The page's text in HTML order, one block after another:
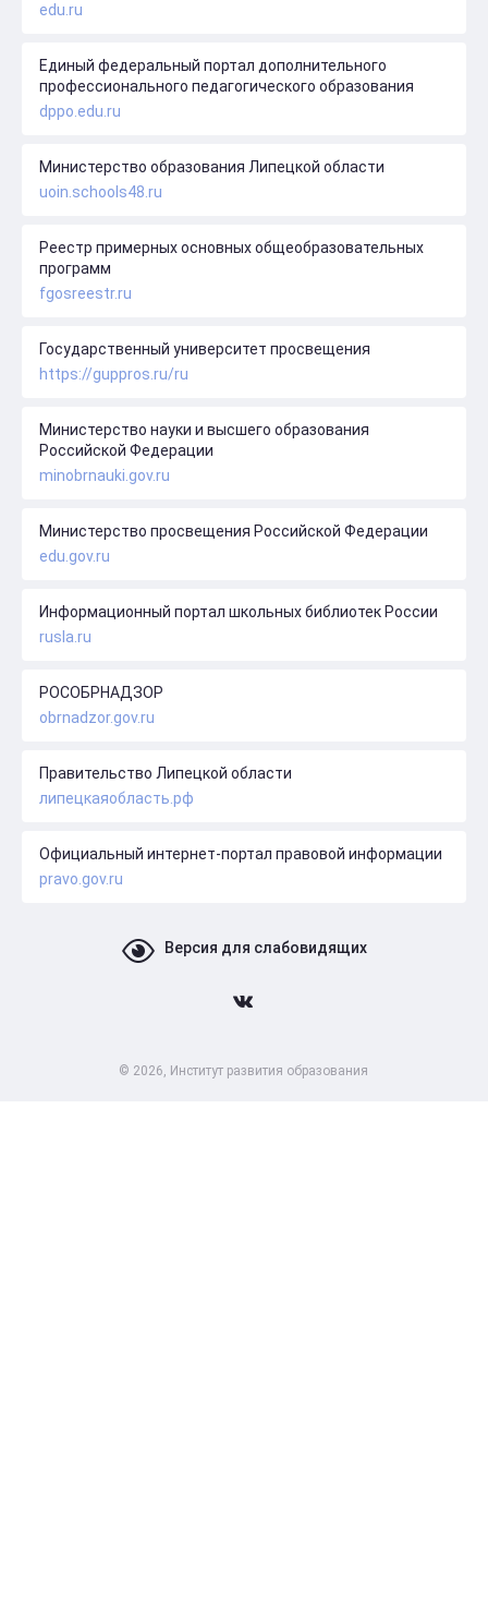
edu.ru
Единый федеральный портал дополнительного
профессионального педагогического образования
dppo.edu.ru
Министерство образования Липецкой области
uoin.schools48.ru
Реестр примерных основных общеобразовательных
программ
fgosreestr.ru
Государственный университет просвещения
https://guppros.ru/ru
Министерство науки и высшего образования
Российской Федерации
minobrnauki.gov.ru
Министерство просвещения Российской Федерации
edu.gov.ru
Информационный портал школьных библиотек России
rusla.ru
РОСОБРНАДЗОР
obrnadzor.gov.ru
Правительство Липецкой области
липецкаяобласть.рф
Официальный интернет-портал правовой информации
pravo.gov.ru
Версия для слабовидящих
© 2026, Институт развития образования